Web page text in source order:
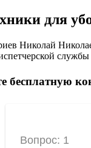
для
Николай
бесплатную